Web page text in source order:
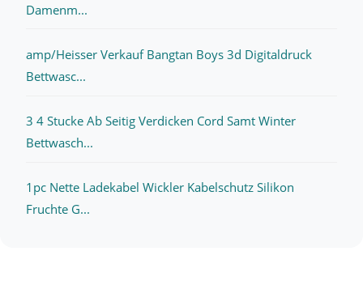
Damenm...
amp/Heisser Verkauf Bangtan Boys 3d Digitaldruck
Bettwasc...
3 4 Stucke Ab Seitig Verdicken Cord Samt Winter
Bettwasch...
1pc Nette Ladekabel Wickler Kabelschutz Silikon
Fruchte G...